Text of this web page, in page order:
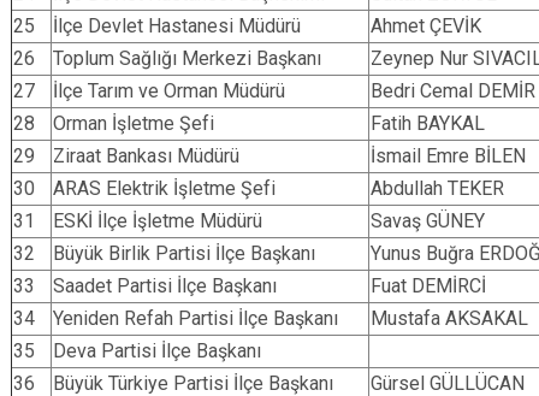
25
İlçe Devlet Hastanesi Müdürü
Ahmet ÇEVİK
26
Toplum Sağlığı Merkezi Başkanı
Zeynep Nur
27
İlçe Tarım ve Orman Müdürü
Bedri Cemal DEMİR
28
Orman İşletme Şefi
Fatih BAYKAL
29
Ziraat Bankası Müdürü
İsmail Emre BİLEN
30
ARAS Elektrik İşletme Şefi
Abdullah TEKER
31
ESKİ İlçe İşletme Müdürü
Savaş GÜNEY
32
Büyük Birlik Partisi İlçe Başkanı
Yunus Buğra
33
Saadet Partisi İlçe Başkanı
Fuat DEMİRCİ
34
Yeniden Refah Partisi İlçe Başkanı
Mustafa AKSAKAL
35
Deva Partisi İlçe Başkanı
36
Büyük Türkiye Partisi İlçe Başkanı
Gürsel GÜLLÜCAN